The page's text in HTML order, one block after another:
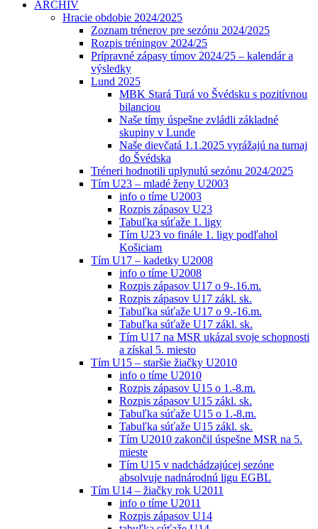
ARCHIV
Hracie obdobie 2024/2025
Zoznam trénerov pre sezónu 2024/2025
Rozpis tréningov 2024/25
Prípravné zápasy tímov 2024/25 – kalendár a
výsledky
Lund 2025
MBK Stará Turá vo Švédsku s pozitívnou
bilanciou
Naše tímy úspešne zvládli základné
skupiny v Lunde
Naše dievčatá 1.1.2025 vyrážajú na turnaj
do Švédska
Tréneri hodnotili uplynulú sezónu 2024/2025
Tím U23 – mladé ženy U2003
info o tíme U2003
Rozpis zápasov U23
Tabuľka súťaže 1. ligy
Tím U23 vo finále 1. ligy podľahol
Košiciam
Tím U17 – kadetky U2008
info o tíme U2008
Rozpis zápasov U17 o 9-.16.m.
Rozpis zápasov U17 zákl. sk.
Tabuľka súťaže U17 o 9.-16.m.
Tabuľka súťaže U17 zákl. sk.
Tím U17 na MSR ukázal svoje schopnosti
a získal 5. miesto
Tím U15 – staršie žiačky U2010
info o tíme U2010
Rozpis zápasov U15 o 1.-8.m.
Rozpis zápasov U15 zákl. sk.
Tabuľka súťaže U15 o 1.-8.m.
Tabuľka súťaže U15 zákl. sk.
Tím U2010 zakončil úspešne MSR na 5.
mieste
Tím U15 v nadchádzajúcej sezóne
absolvuje nadnárodnú ligu EGBL
Tím U14 – žiačky rok U2011
info o tíme U2011
Rozpis zápasov U14